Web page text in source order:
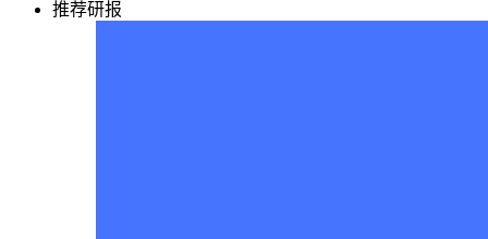
推荐研报